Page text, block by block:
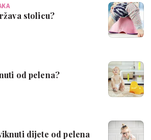
stolicu?
od pelena?
dijete od pelena